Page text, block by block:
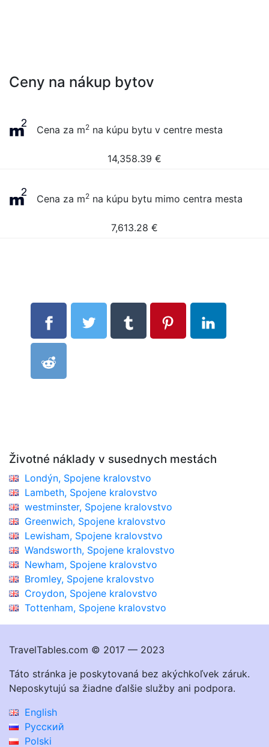
Ceny na nákup bytov
Cena za m2 na kúpu bytu v centre mesta
14,358.39 €
Cena za m2 na kúpu bytu mimo centra mesta
7,613.28 €
Životné náklady v susednych mestách
Londýn, Spojene kralovstvo
Lambeth, Spojene kralovstvo
westminster, Spojene kralovstvo
Greenwich, Spojene kralovstvo
Lewisham, Spojene kralovstvo
Wandsworth, Spojene kralovstvo
Newham, Spojene kralovstvo
Bromley, Spojene kralovstvo
Croydon, Spojene kralovstvo
Tottenham, Spojene kralovstvo
TravelTables.com © 2017 — 2023
Táto stránka je poskytovaná bez akýchkoľvek záruk.
Neposkytujú sa žiadne ďalšie služby ani podpora.
English
Русский
Polski